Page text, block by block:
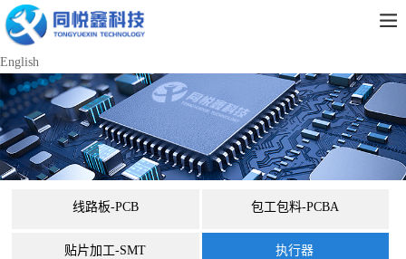
English
线路板-PCB 包工包料-PCBA
贴片加工-SMT 执行器